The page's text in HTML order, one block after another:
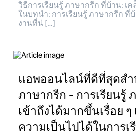
วิธีการเรียนรู้ ภาษากรีก ที่บ้าน: เ
ในบทนำ: การเรียนรู้ ภาษากรีก ที่
งานที่น่ […]
แอพออนไลน์ที่ดีที่สุดสำ
ภาษากรีก - การเรียนรู้
เข้าถึงได้มากขึ้นเรื่อย ๆ
ความเป็นไปได้ในการ